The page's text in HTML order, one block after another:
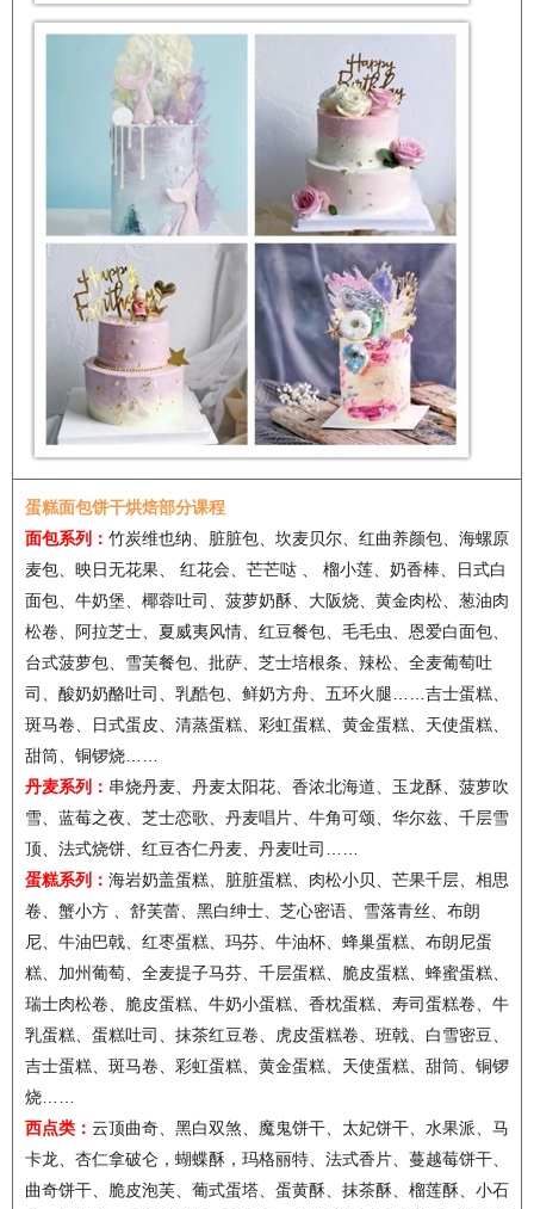
蛋糕面包饼干烘焙部分课程
面包系列： 竹炭维也纳、脏脏包、坎麦贝尔、红曲养颜包、海螺原
麦包、映日无花果、 红花会、芒芒哒 、 榴小莲、奶香棒、日式白
面包、牛奶堡、椰蓉吐司、菠萝奶酥、大阪烧、黄金肉松、葱油肉
松卷、阿拉芝士、夏威夷风情、红豆餐包、毛毛虫、恩爱白面包、
台式菠萝包、雪芙餐包、批萨、芝士培根条、辣松、全麦葡萄吐
司、酸奶奶酪吐司、乳酷包、鲜奶方舟、五环火腿……吉士蛋糕、
斑马卷、日式蛋皮、清蒸蛋糕、彩虹蛋糕、黄金蛋糕、天使蛋糕、
甜筒、铜锣烧……
丹麦系列： 串烧丹麦、丹麦太阳花、香浓北海道、玉龙酥、菠萝吹
雪、蓝莓之夜、芝士恋歌、丹麦唱片、牛角可颂、华尔兹、千层雪
顶、法式烧饼、红豆杏仁丹麦、丹麦吐司……
蛋糕系列： 海岩奶盖蛋糕、脏脏蛋糕、肉松小贝、芒果千层、相思
卷、蟹小方 、舒芙蕾、黑白绅士、芝心密语、雪落青丝、布朗
尼、牛油巴戟、红枣蛋糕、玛芬、牛油杯、蜂巢蛋糕、布朗尼蛋
糕、加州葡萄、全麦提子马芬、千层蛋糕、脆皮蛋糕、蜂蜜蛋糕、
瑞士肉松卷、脆皮蛋糕、牛奶小蛋糕、香枕蛋糕、寿司蛋糕卷、牛
乳蛋糕、蛋糕吐司、抹茶红豆卷、虎皮蛋糕卷、班戟、白雪密豆、
吉士蛋糕、斑马卷、彩虹蛋糕、黄金蛋糕、天使蛋糕、甜筒、铜锣
烧……
西点类： 云顶曲奇、黑白双煞、魔鬼饼干、太妃饼干、水果派、马
卡龙、杏仁拿破仑，蝴蝶酥，玛格丽特、法式香片、蔓越莓饼干、
曲奇饼干、脆皮泡芙、葡式蛋塔、蛋黄酥、抹茶酥、榴莲酥、小石